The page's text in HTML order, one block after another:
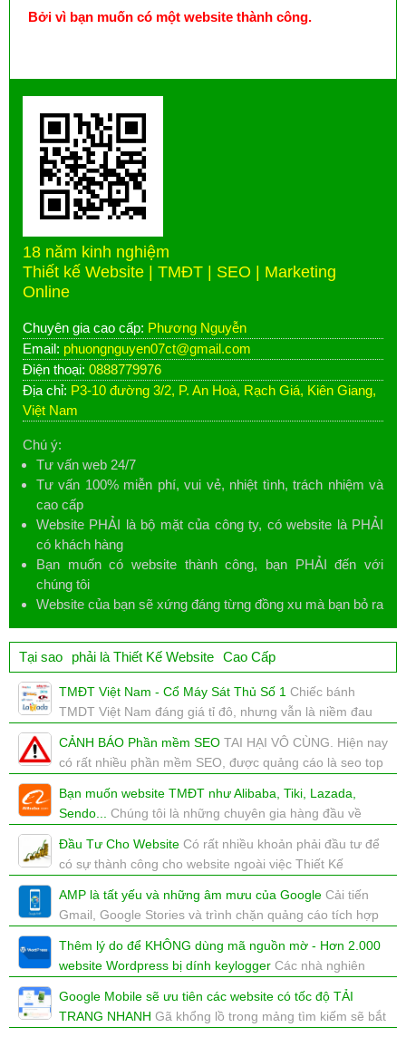
Bởi vì bạn muốn có một website thành công.
18 năm kinh nghiệm
Thiết kế Website | TMĐT | SEO | Marketing
Online
Chuyên gia cao cấp: Phương Nguyễn
Email: phuongnguyen07ct@gmail.com
Điện thoại: 0888779976
Địa chỉ: P3-10 đường 3/2, P. An Hoà, Rạch Giá, Kiên Giang,
Việt Nam
Chú ý:
Tư vấn web 24/7
Tư vấn 100% miễn phí, vui vẻ, nhiệt tình, trách nhiệm và
cao cấp
Website PHẢI là bộ mặt của công ty, có website là PHẢI
có khách hàng
Bạn muốn có website thành công, bạn PHẢI đến với
chúng tôi
Website của bạn sẽ xứng đáng từng đồng xu mà bạn bỏ ra
Tại sao phải là Thiết Kế Website Cao Cấp
TMĐT Việt Nam - Cổ Máy Sát Thủ Số 1 Chiếc bánh
TMDT Việt Nam đáng giá tỉ đô, nhưng vẫn là niềm đau
CẢNH BÁO Phần mềm SEO TAI HẠI VÔ CÙNG. Hiện nay
có rất nhiều phần mềm SEO, được quảng cáo là seo top
xem: 6922 | cập nhật: 17/12/2018 15:36
Bạn muốn website TMĐT như Alibaba, Tiki, Lazada,
Sendo... Chúng tôi là những chuyên gia hàng đầu về
miễn phí tuyệt vời nhất mà bạn muốn tìm kiếm.
xem: 10911 | cập nhật: 04/07/2018 14:02
Đầu Tư Cho Website Có rất nhiều khoản phải đầu tư để
có sự thành công cho website ngoài việc Thiết Kế
xem: 5355 | cập nhật: 20/02/2018 11:40
AMP là tất yếu và những âm mưu của Google Cải tiến
Gmail, Google Stories và trình chặn quảng cáo tích hợp
trong tuần này với cùng một mục đích.
xem: 5216 | cập nhật: 17/02/2018 19:16
Thêm lý do để KHÔNG dùng mã nguồn mờ - Hơn 2.000
website Wordpress bị dính keylogger Các nhà nghiên
2.000 website sử dụng hệ thống quản lý nội dung mã
nguồn mở Wordpress hiện đang bị nhiễm một loại
Google Mobile sẽ ưu tiên các website có tốc độ TẢI
TRANG NHANH Gã khổng lồ trong mảng tìm kiếm sẽ bắt